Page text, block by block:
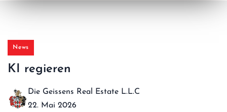
News
KI regieren
Die Geissens Real Estate L.L.C
22. Mai 2026